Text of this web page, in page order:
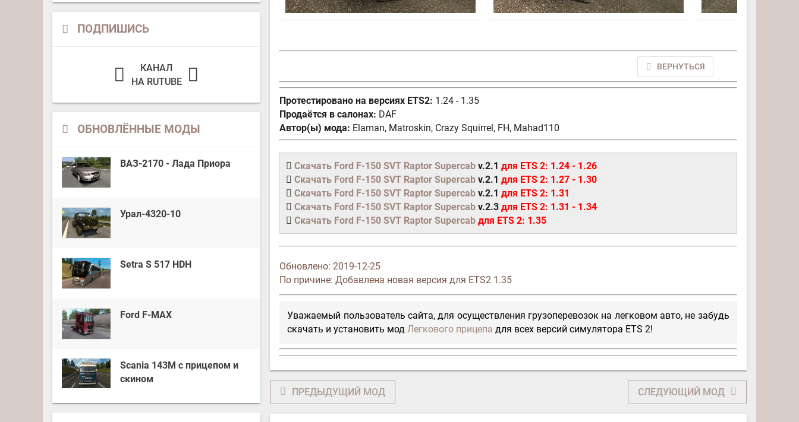
ПОДПИШИСЬ
КАНАЛ
НА RUTUBE
ОБНОВЛЁННЫЕ МОДЫ
ВАЗ-2170 - Лада Приора
Урал-4320-10
Setra S 517 HDH
Ford F-MAX
Scania 143M с прицепом и
скином
ВЕРНУТЬСЯ
Протестировано на версиях ETS2: 1.24 - 1.35
Продаётся в салонах: DAF
Автор(ы) мода: Elaman, Matroskin, Crazy Squirrel, FH, Mahad110
Скачать Ford F-150 SVT Raptor Supercab v.2.1 для ETS 2: 1.24 - 1.26
Скачать Ford F-150 SVT Raptor Supercab v.2.1 для ETS 2: 1.27 - 1.30
Скачать Ford F-150 SVT Raptor Supercab v.2.1 для ETS 2: 1.31
Скачать Ford F-150 SVT Raptor Supercab v.2.3 для ETS 2: 1.31 - 1.34
Скачать Ford F-150 SVT Raptor Supercab для ETS 2: 1.35
Обновлено: 2019-12-25
По причине: Добавлена новая версия для ETS2 1.35
Уважаемый пользователь сайта, для осуществления грузоперевозок на легковом авто, не забудь
скачать и установить модЛегкового прицепа для всех версий симулятора ETS 2!
ПРЕДЫДУЩИЙ МОД СЛЕДУЮЩИЙ МОД